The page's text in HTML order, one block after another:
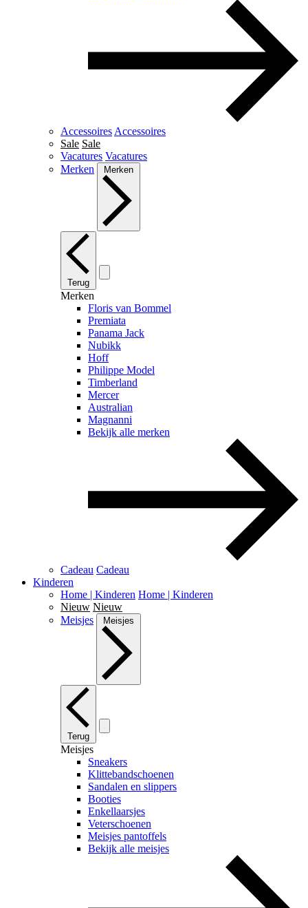
Accessoires Accessoires
Sale Sale
Vacatures Vacatures
Merken
Merken
Terug
Merken
Floris van Bommel
Premiata
Panama Jack
Nubikk
Hoff
Philippe Model
Timberland
Mercer
Australian
Magnanni
Bekijk alle merken
Cadeau Cadeau
Kinderen
Home | Kinderen Home | Kinderen
Nieuw Nieuw
Meisjes
Meisjes
Terug
Meisjes
Sneakers
Klittebandschoenen
Sandalen en slippers
Booties
Enkellaarsjes
Veterschoenen
Meisjes pantoffels
Bekijk alle meisjes